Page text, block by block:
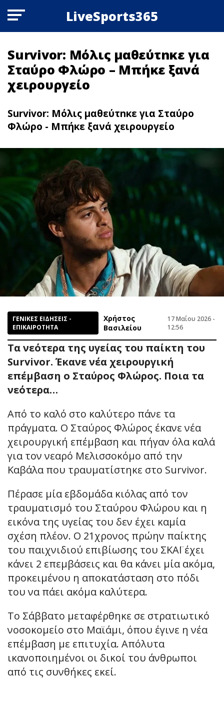
LiveSports365
Survivor: Μόλις μαθεύτnκε για
Σταύρο Φλώρο – Μπήκε ξανά
χειρουργείο
Survivor: Μόλις μαθεύτnκε για Σταύρο
Φλώρο - Μπήκε ξανά χειρουργείο
ΓΕΝΙΚΕΣ ΕΙΔΗΣΕΙΣ -
ΕΠΙΚΑΙΡΟΤΗΤΑ
Χρήστος
Βασιλείου
17 Μαΐου 2026 -
12:56
Τα νεότερα της υγείας του παίκτη του
Survivor. Έκανε νέα χειρουργική
επέμβαση ο Σταύρος Φλώρος. Ποια τα
νεότερα…
Από το καλό στο καλύτερο πάνε τα
πράγματα. Ο Σταύρος Φλώρος έκανε νέα
χειρουργική επέμβαση και πήγαν όλα καλά
για τον νεαρό Μελισσοκόμο από την
Καβάλα που τραυματίστηκε στο Survivor.
Πέρασε μία εβδομάδα κιόλας από τον
τραυματισμό του Σταύρου Φλώρου και η
εικόνα της υγείας του δεν έχει καμία
σχέση πλέον. Ο 21χρονος πρώην παίκτης
του παιχνιδιού επιβίωσης του ΣΚΑΪ έχει
κάνει 2 επεμβάσεις και θα κάνει μία ακόμα,
προκειμένου η αποκατάσταση στο πόδι
του να πάει ακόμα καλύτερα.
Το Σάββατο μεταφέρθηκε σε στρατιωτικό
νοσοκομείο στο Μαϊάμι, όπου έγινε η νέα
επέμβαση με επιτυχία. Απόλυτα
ικανοποιημένοι οι δικοί του άνθρωποι
από τις συνθήκες εκεί.